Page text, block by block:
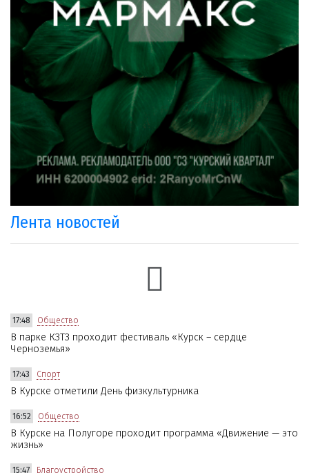
Лента новостей
17:48 Общество
В парке КЗТЗ проходит фестиваль «Курск – сердце
Черноземья»
17:43 Спорт
В Курске отметили День физкультурника
16:52 Общество
В Курске на Полугоре проходит программа «Движение — это
жизнь»
15:47 Благоустройство